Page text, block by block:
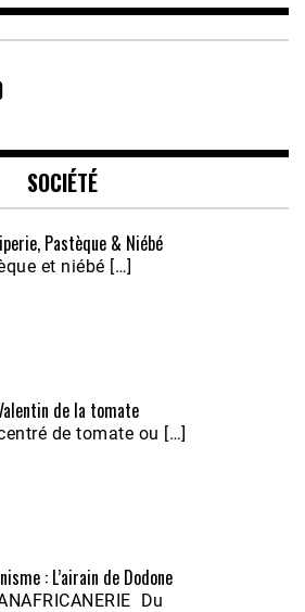
SOCIÉTÉ
Pastèque & Niébé
et niébé […]
de la tomate
de tomate ou […]
: L’airain de Dodone
Du